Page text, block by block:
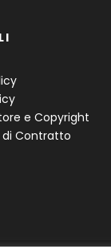
e Copyright
di Contratto